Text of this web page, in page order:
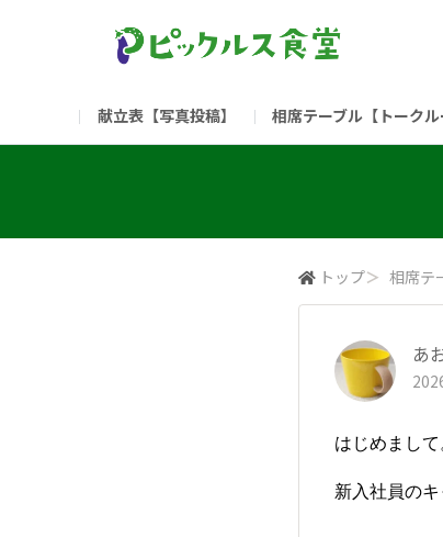
献立表【写真投稿】 相席テーブル【トークル
（リンク）ご飯がススム ブランドサイト
トップ＞ 相席テ
あ
はじめまし
新入社員の